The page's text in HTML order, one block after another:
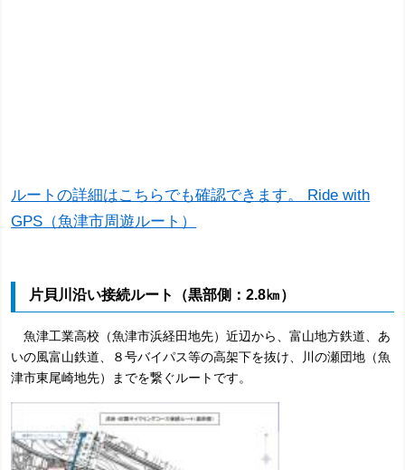
ルートの詳細はこちらでも確認できます。 Ride with
GPS（魚津市周遊ルート）
片貝川沿い接続ルート（黒部側：2.8㎞）
魚津工業高校（魚津市浜経田地先）近辺から、富山地方鉄道、あ
いの風富山鉄道、８号バイパス等の高架下を抜け、川の瀬団地（魚
津市東尾崎地先）までを繋ぐルートです。